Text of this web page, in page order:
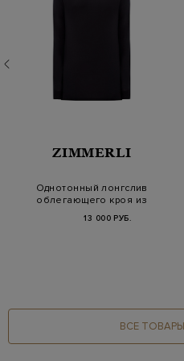
ZIMMERLI
Однотонный лонгслив
облегающего кроя из
модала
13 000 РУБ.
ВСЕ